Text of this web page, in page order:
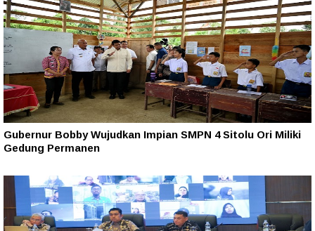
Gubernur Bobby Wujudkan Impian SMPN 4 Sitolu Ori Miliki
Gedung Permanen